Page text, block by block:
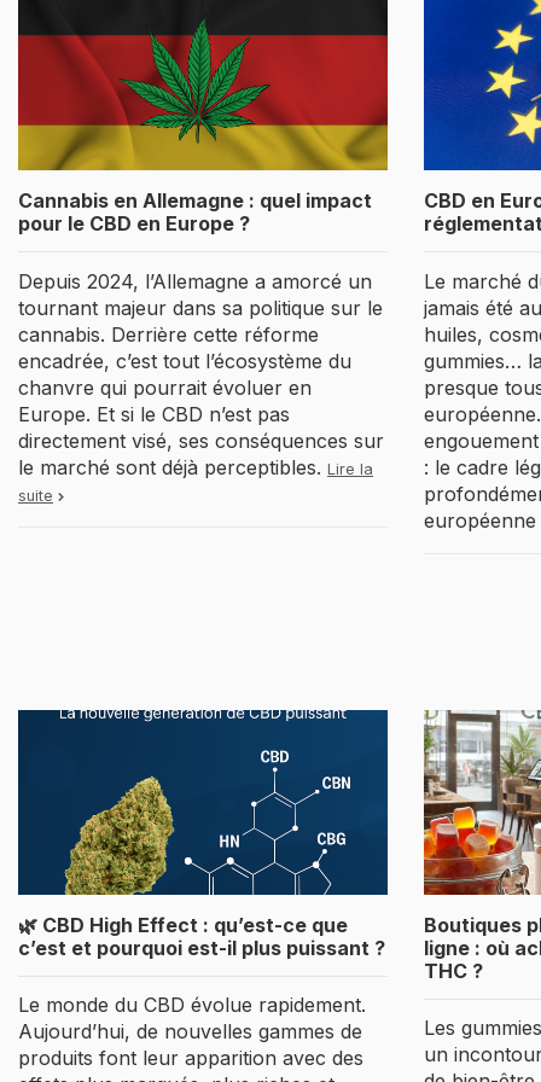
Cannabis en Allemagne : quel impact
pour le CBD en Europe ?
Depuis 2024, l’Allemagne a amorcé un
tournant majeur dans sa politique sur le
cannabis. Derrière cette réforme
encadrée, c’est tout l’écosystème du
chanvre qui pourrait évoluer en
Europe. Et si le CBD n’est pas
directement visé, ses conséquences sur
le marché sont déjà perceptibles. Lire la
suite
CBD en
Le marché
jamais été
huiles,
gummies…
presque
: le cadre
européenne
🌿 CBD High Effect : qu’est-ce que
c’est et pourquoi est-il plus puissant ?
Le monde du CBD évolue rapidement.
Aujourd’hui, de nouvelles gammes de
produits font leur apparition avec des
Boutiques
ligne : où
THC ?
Les
un